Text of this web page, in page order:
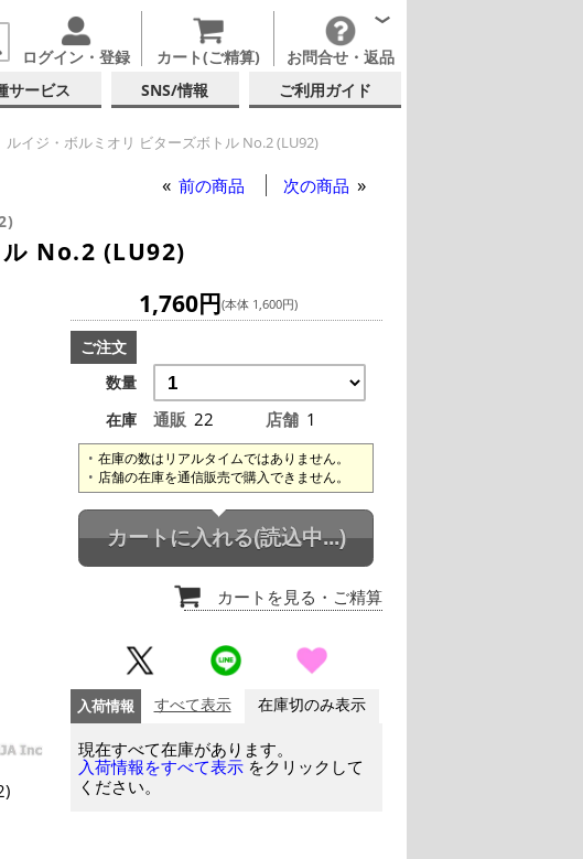
ログイン・登録 カート(ご精算) お問合せ・返品
サービス SNS/情報 ご利用ガイド
ルイジ・ボルミオリ ビターズボトル No.2 (LU92)
前の商品 次の商品
No.2 (LU92)
1,760円(本体 1,600円)
ご注文
数量
在庫
通販 22 店舗 1
在庫の数はリアルタイムではありません。
店舗の在庫を通信販売で購入できません。
カートに入れる(読込中...)
カートを見る ・ご精算
入荷情報 すべて表示 在庫切のみ表示
現在すべて在庫があります。
入荷情報をすべて表示 をクリックして
ください。